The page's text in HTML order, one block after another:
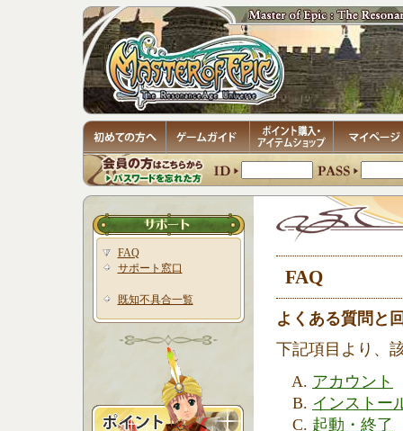
FAQ
サポート窓口
既知不具合一覧
FAQ
よくある質問と
下記項目より、
アカウント
インストー
起動・終了